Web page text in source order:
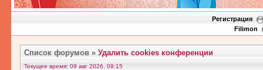
Регистрация
Filimon
Список форумов » Удалить cookies конференции
Текущее время: 09 авг 2026, 09:15